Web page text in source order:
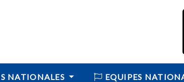
NATIONALES EQUIPES